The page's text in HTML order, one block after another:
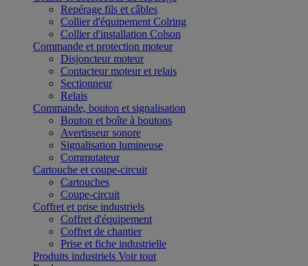
Repérage fils et câbles
Collier d'équipement Colring
Collier d'installation Colson
Commande et protection moteur
Disjoncteur moteur
Contacteur moteur et relais
Sectionneur
Relais
Commande, bouton et signalisation
Bouton et boîte à boutons
Avertisseur sonore
Signalisation lumineuse
Commutateur
Cartouche et coupe-circuit
Cartouches
Coupe-circuit
Coffret et prise industriels
Coffret d'équipement
Coffret de chantier
Prise et fiche industrielle
Produits industriels Voir tout